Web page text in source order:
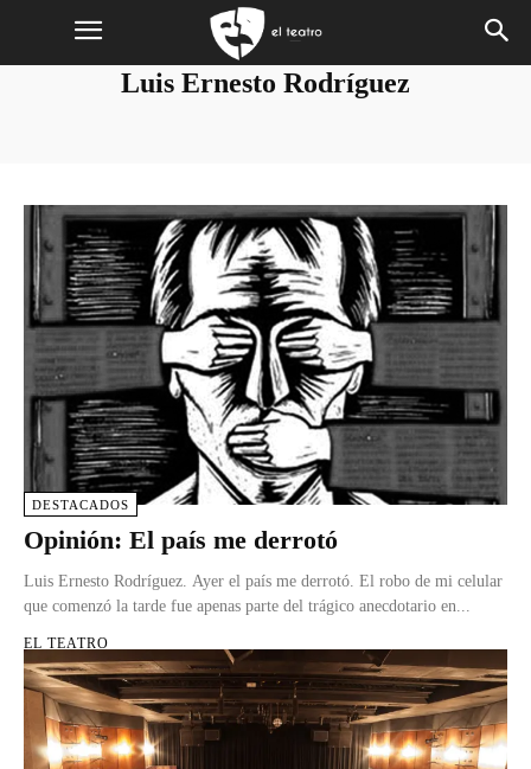
Luis Ernesto Rodríguez
DESTACADOS
Opinión: El país me derrotó
Luis Ernesto Rodríguez. Ayer el país me derrotó. El robo de mi celular
que comenzó la tarde fue apenas parte del trágico anecdotario en...
EL TEATRO